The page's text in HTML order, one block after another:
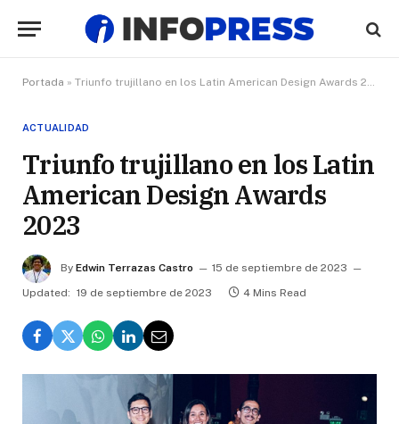
Portada » Triunfo trujillano en los Latin American Design Awards 2023
ACTUALIDAD
Triunfo trujillano en los Latin
American Design Awards
2023
By Edwin Terrazas Castro
15 de septiembre de 2023
Updated: 19 de septiembre de 2023 4 Mins Read